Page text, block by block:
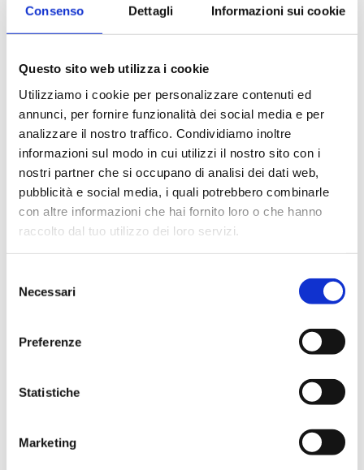
Consenso Dettagli Informazioni sui cookie
Questo sito web utilizza i cookie
Utilizziamo i cookie per personalizzare contenuti ed
annunci, per fornire funzionalità dei social media e per
analizzare il nostro traffico. Condividiamo inoltre
informazioni sul modo in cui utilizzi il nostro sito con i
nostri partner che si occupano di analisi dei dati web,
pubblicità e social media, i quali potrebbero combinarle
con altre informazioni che hai fornito loro o che hanno
raccolto dal tuo utilizzo dei loro servizi.
delNecessari
Preferenze
Statistiche
Marketing
Crogiolo in porcellana forma bassa